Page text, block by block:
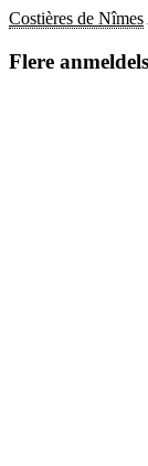
Costières de Nîmes
Flere